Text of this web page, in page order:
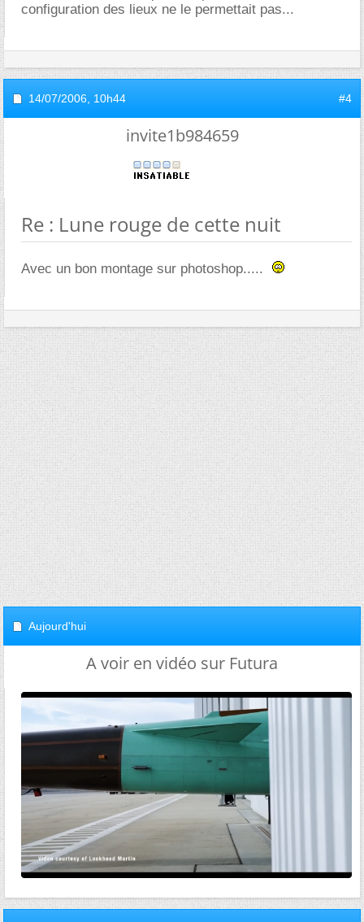
configuration des lieux ne le permettait pas...
14/07/2006, 10h44 #4
invite1b984659
Re : Lune rouge de cette nuit
Avec un bon montage sur photoshop.....
Aujourd'hui
A voir en vidéo sur Futura